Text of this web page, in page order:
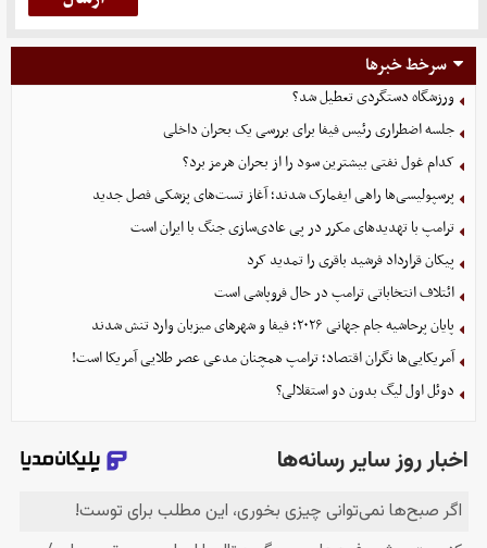
سرخط خبرها
ورزشگاه دستگردی تعطیل شد؟
جلسه اضطراری رئیس فیفا برای بررسی یک بحران داخلی
کدام غول نفتی بیشترین سود را از بحران هرمز برد؟
پرسپولیسی‌ها راهی ایفمارک شدند؛ آغاز تست‌های پزشکی فصل جدید
ترامپ با تهدیدهای مکرر در پی عادی‌سازی جنگ با ایران است
پیکان قرارداد فرشید باقری را تمدید کرد
ائتلاف انتخاباتی ترامپ در حال فروپاشی است
پایان پرحاشیه جام جهانی ۲۰۲۶؛ فیفا و شهرهای میزبان وارد تنش شدند
آمریکایی‌ها نگران اقتصاد؛ ترامپ همچنان مدعی عصر طلایی آمریکا است!
دوئل اول لیگ بدون دو استقلالی؟